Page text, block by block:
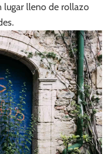
lugar lleno de rollazo